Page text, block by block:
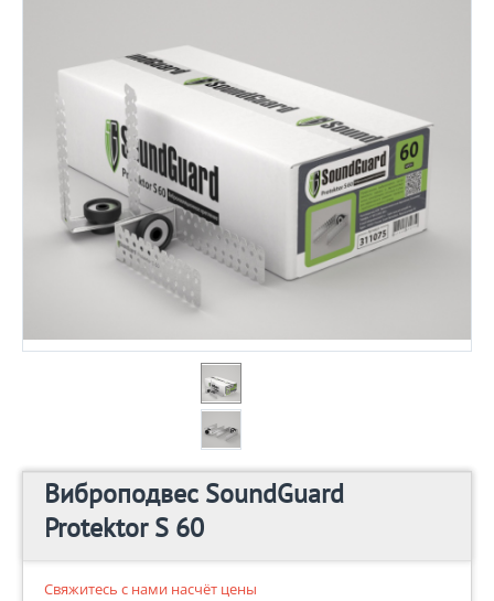
Виброподвес SoundGuard
Protektor S 60
Свяжитесь с нами насчёт цены